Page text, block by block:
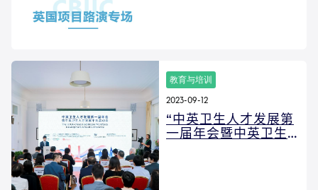
教育与培训
2023-09-12
“中英卫生人才发展第
一届年会暨中英卫生